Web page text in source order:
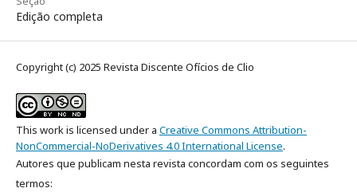
Edição completa
Copyright (c) 2025 Revista Discente Ofícios de Clio
This work is licensed under a Creative Commons Attribution-
NonCommercial-NoDerivatives 4.0 International License.
Autores que publicam nesta revista concordam com os seguintes
termos: